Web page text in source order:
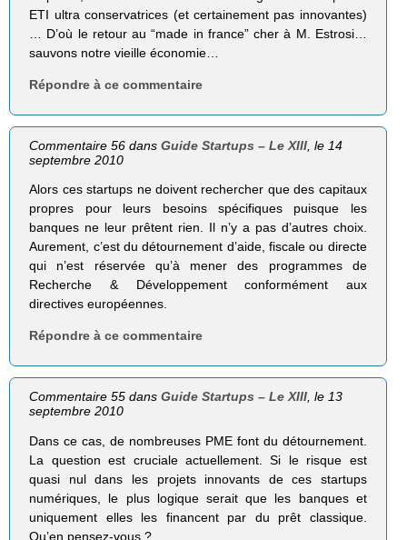
ETI ultra conservatrices (et certainement pas innovantes)
… D’où le retour au “made in france” cher à M. Estrosi…
sauvons notre vieille économie…
Répondre à ce commentaire
Commentaire 56 dansGuide Startups – Le XIII, le 14
septembre 2010
Alors ces startups ne doivent rechercher que des capitaux
propres pour leurs besoins spécifiques puisque les
banques ne leur prêtent rien. Il n’y a pas d’autres choix.
Aurement, c’est du détournement d’aide, fiscale ou directe
qui n’est réservée qu’à mener des programmes de
Recherche & Développement conformément aux
directives européennes.
Répondre à ce commentaire
Commentaire 55 dansGuide Startups – Le XIII, le 13
septembre 2010
Dans ce cas, de nombreuses PME font du détournement.
La question est cruciale actuellement. Si le risque est
quasi nul dans les projets innovants de ces startups
numériques, le plus logique serait que les banques et
uniquement elles les financent par du prêt classique.
Qu’en pensez-vous ?